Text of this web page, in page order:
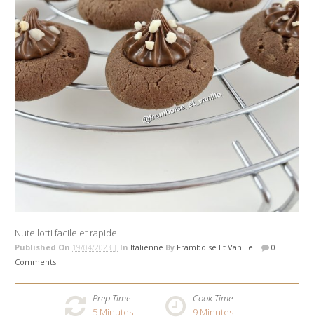
Nutellotti facile et rapide
Published On 19/04/2023 | In Italienne By Framboise Et Vanille |
0
Comments
Prep Time
5Minutes
Cook Time
9Minutes